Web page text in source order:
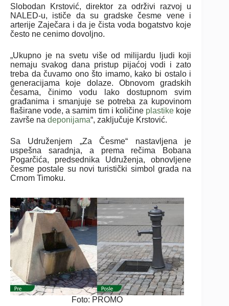
Slobodan Krstović, direktor za održivi razvoj u
NALED-u, ističe da su gradske česme vene i
arterije Zaječara i da je čista voda bogatstvo koje
često ne cenimo dovoljno.
„Ukupno je na svetu više od milijardu ljudi koji
nemaju svakog dana pristup pijaćoj vodi i zato
treba da čuvamo ono što imamo, kako bi ostalo i
generacijama koje dolaze. Obnovom gradskih
česama, činimo vodu lako dostupnom svim
građanima i smanjuje se potreba za kupovinom
flaširane vode, a samim tim i količine plastike koje
završe na deponijama“, zaključuje Krstović.
Sa Udruženjem „Za Česme“ nastavljena je
uspešna saradnja, a prema rečima Bobana
Pogarčića, predsednika Udruženja, obnovljene
česme postale su novi turistički simbol grada na
Crnom Timoku.
Foto: PROMO